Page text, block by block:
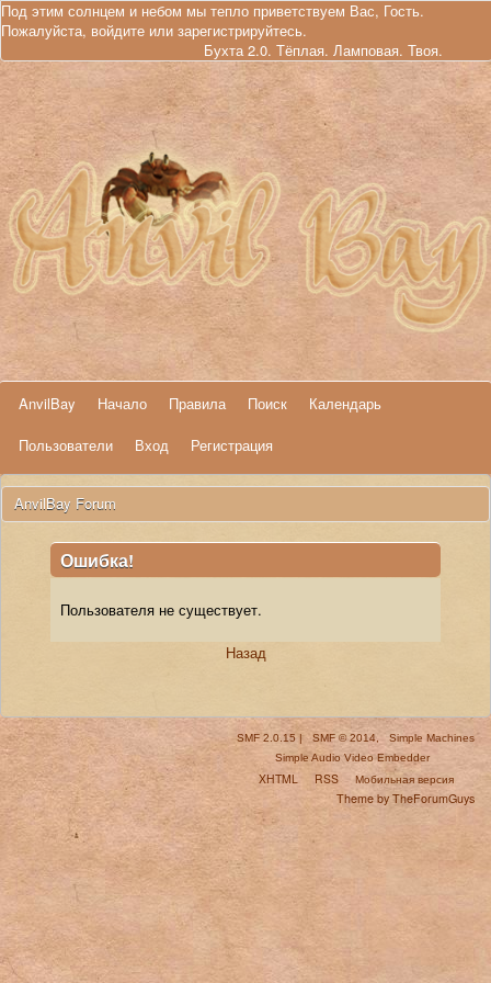
Под этим солнцем и небом мы тепло приветствуем Вас, Гость.
Пожалуйста, войдите или зарегистрируйтесь.
Бухта 2.0. Тёплая. Ламповая. Твоя.
AnvilBay Начало Правила Поиск
Календарь
Пользователи
Вход Регистрация
AnvilBay Forum
Ошибка!
Пользователя не существует.
Назад
SMF 2.0.15| SMF © 2014,
Simple Machines
Simple Audio Video Embedder
XHTML RSS
Мобильная версия
Theme by TheForumGuys